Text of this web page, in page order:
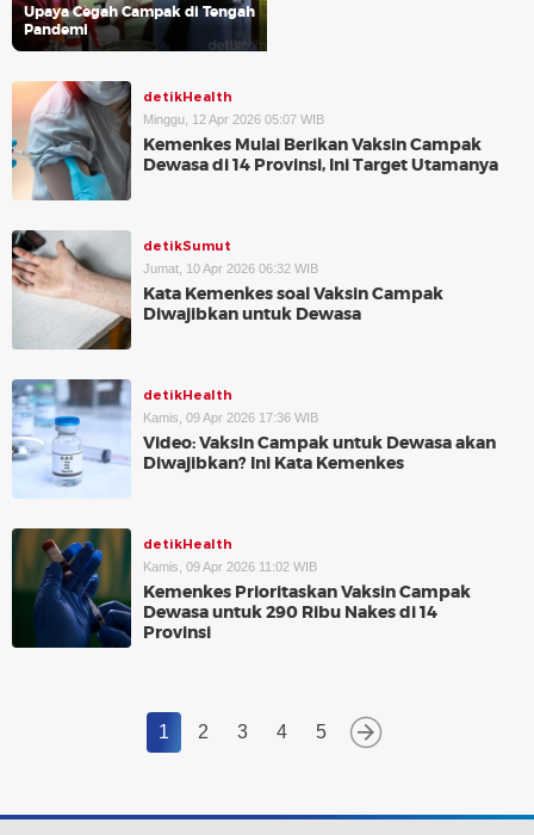
Upaya Cegah Campak di Tengah
Pandemi
detikHealth
Minggu, 12 Apr 2026 05:07 WIB
Kemenkes Mulai Berikan Vaksin Campak
Dewasa di 14 Provinsi, Ini Target Utamanya
detikSumut
Jumat, 10 Apr 2026 06:32 WIB
Kata Kemenkes soal Vaksin Campak
Diwajibkan untuk Dewasa
detikHealth
Kamis, 09 Apr 2026 17:36 WIB
Video: Vaksin Campak untuk Dewasa akan
Diwajibkan? Ini Kata Kemenkes
detikHealth
Kamis, 09 Apr 2026 11:02 WIB
Kemenkes Prioritaskan Vaksin Campak
Dewasa untuk 290 Ribu Nakes di 14
Provinsi
1 2 3 4 5